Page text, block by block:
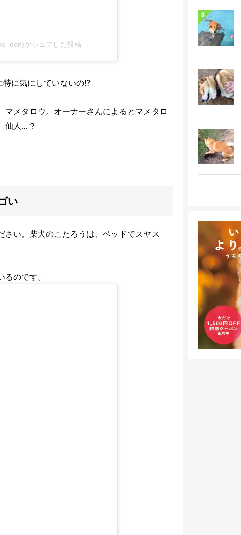
がシェアした投稿
に気にしていないの!?
メタロウ。オーナーさんによるとマメタロ
仙人…？
い
い。柴犬のこたろうは、ベッドでスヤス
のです。